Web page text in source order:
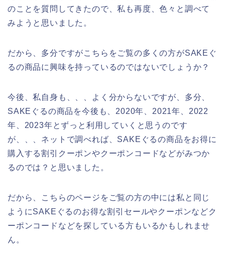
のことを質問してきたので、私も再度、色々と調べて
みようと思いました。
だから、多分ですがこちらをご覧の多くの方がSAKEぐ
るの商品に興味を持っているのではないでしょうか？
今後、私自身も、、、よく分からないですが、多分、
SAKEぐるの商品を今後も、2020年、2021年、2022
年、2023年とずっと利用していくと思うのです
が、、、ネットで調べれば、SAKEぐるの商品をお得に
購入する割引クーポンやクーポンコードなどがみつか
るのでは？と思いました。
だから、こちらのページをご覧の方の中には私と同じ
ようにSAKEぐるのお得な割引セールやクーポンなどク
ーポンコードなどを探している方もいるかもしれませ
ん。